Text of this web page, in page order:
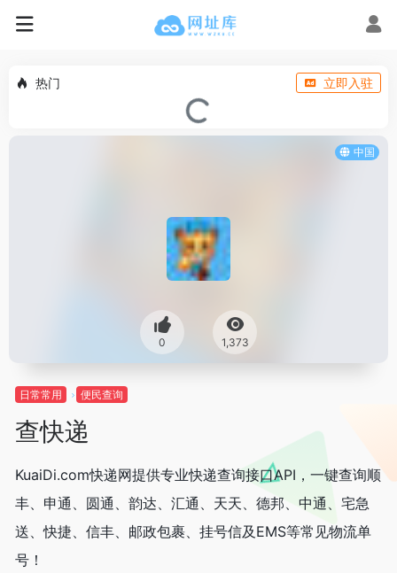
热门 立即入驻
中国
0 1,373
日常常用 便民查询
查快递
KuaiDi.com快递网提供专业快递查询接口API，一键查询顺
丰、申通、圆通、韵达、汇通、天天、德邦、中通、宅急
送、快捷、信丰、邮政包裹、挂号信及EMS等常见物流单
号！